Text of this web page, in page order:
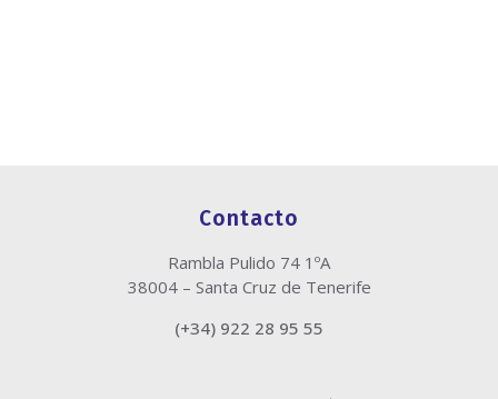
Contacto
Rambla Pulido 74 1ºA
38004 – Santa Cruz de Tenerife
(+34) 922 28 95 55